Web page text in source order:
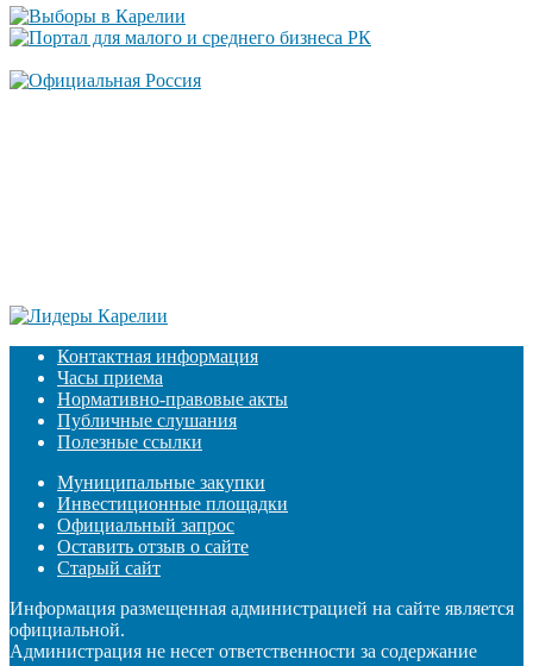
Контактная информация
Часы приема
Нормативно-правовые акты
Публичные слушания
Полезные ссылки
Муниципальные закупки
Инвестиционные площадки
Официальный запрос
Оставить отзыв о сайте
Старый сайт
Информация размещенная администрацией на сайте является
официальной.
Администрация не несет ответственности за содержание